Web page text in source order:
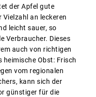
der Apfel gute
an leckeren
leicht sauer, so
Verbraucher. Dieses
auch von richtigen
Obst: Frisch
vom regionalen
kann sich der
günstiger für die